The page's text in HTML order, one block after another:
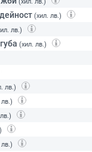
(хил. лв.)
лв.)
(хил. лв.)
лв.)